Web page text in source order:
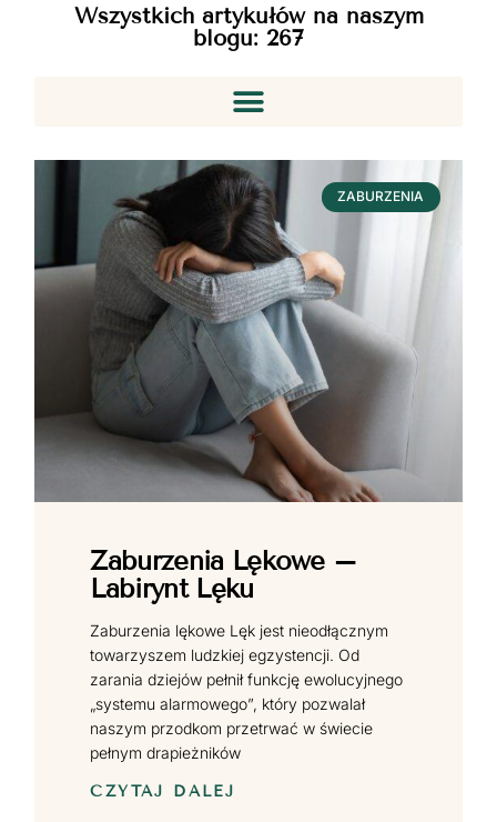
Wszystkich artykułów na naszym
blogu: 267
ZABURZENIA
Zaburzenia Lękowe –
Labirynt Lęku
Zaburzenia lękowe Lęk jest nieodłącznym
towarzyszem ludzkiej egzystencji. Od
zarania dziejów pełnił funkcję ewolucyjnego
„systemu alarmowego”, który pozwalał
naszym przodkom przetrwać w świecie
pełnym drapieżników
CZYTAJ DALEJ